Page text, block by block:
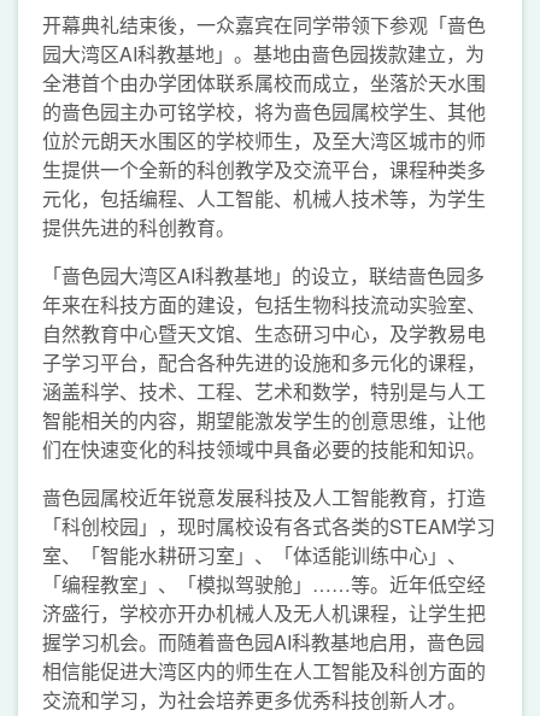
开幕典礼结束後，一众嘉宾在同学带领下参观「啬色
园大湾区AI科教基地」。基地由啬色园拨款建立，为
全港首个由办学团体联系属校而成立，坐落於天水围
的啬色园主办可铭学校，将为啬色园属校学生、其他
位於元朗天水围区的学校师生，及至大湾区城市的师
生提供一个全新的科创教学及交流平台，课程种类多
元化，包括编程、人工智能、机械人技术等，为学生
提供先进的科创教育。
「啬色园大湾区AI科教基地」的设立，联结啬色园多
年来在科技方面的建设，包括生物科技流动实验室、
自然教育中心暨天文馆、生态研习中心，及学教易电
子学习平台，配合各种先进的设施和多元化的课程，
涵盖科学、技术、工程、艺术和数学，特别是与人工
智能相关的内容，期望能激发学生的创意思维，让他
们在快速变化的科技领域中具备必要的技能和知识。
啬色园属校近年锐意发展科技及人工智能教育，打造
「科创校园」，现时属校设有各式各类的STEAM学习
室、「智能水耕研习室」、「体适能训练中心」、
「编程教室」、「模拟驾驶舱」……等。近年低空经
济盛行，学校亦开办机械人及无人机课程，让学生把
握学习机会。而随着啬色园AI科教基地启用，啬色园
相信能促进大湾区内的师生在人工智能及科创方面的
交流和学习，为社会培养更多优秀科技创新人才。